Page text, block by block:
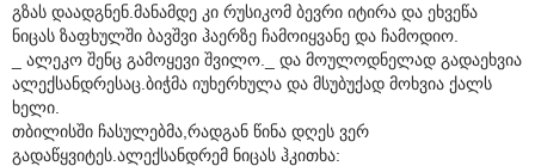
გზას დაადგნენ.მანამდე კი რუსიკომ ბევრი იტირა და ეხვეწა
ნიცას ზაფხულში ბავშვი ჰაერზე ჩამოიყვანე და ჩამოდიო.
_ ალეკო შენც გამოყევი შვილო._ და მოულოდნელად გადაეხვია
ალექსანდრესაც.ბიჭმა იუხერხულა და მსუბუქად მოხვია ქალს
ხელი.
თბილისში ჩასულებმა,რადგან წინა დღეს ვერ
გადაწყვიტეს.ალექსანდრემ ნიცას ჰკითხა: